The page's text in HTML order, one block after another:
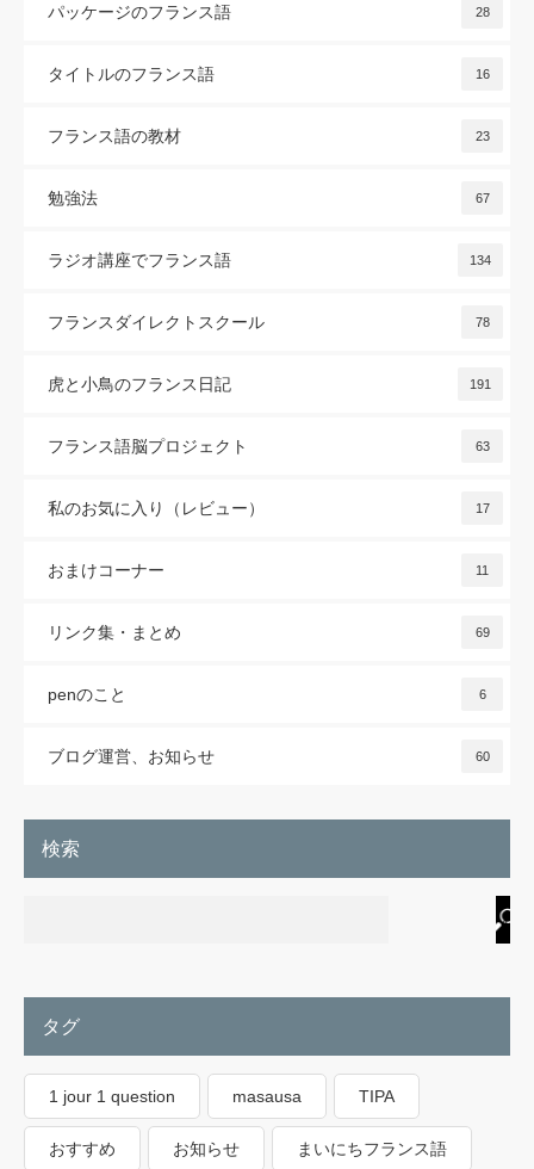
パッケージのフランス語 28
タイトルのフランス語 16
フランス語の教材 23
勉強法 67
ラジオ講座でフランス語 134
フランスダイレクトスクール 78
虎と小鳥のフランス日記 191
フランス語脳プロジェクト 63
私のお気に入り（レビュー） 17
おまけコーナー 11
リンク集・まとめ 69
penのこと 6
ブログ運営、お知らせ 60
検索
タグ
1 jour 1 question masausa TIPA
おすすめ お知らせ まいにちフランス語